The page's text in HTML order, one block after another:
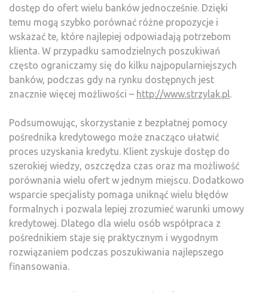
dostęp do ofert wielu banków jednocześnie. Dzięki
temu mogą szybko porównać różne propozycje i
wskazać te, które najlepiej odpowiadają potrzebom
klienta. W przypadku samodzielnych poszukiwań
często ograniczamy się do kilku najpopularniejszych
banków, podczas gdy na rynku dostępnych jest
znacznie więcej możliwości – http://www.strzylak.pl.
Podsumowując, skorzystanie z bezpłatnej pomocy
pośrednika kredytowego może znacząco ułatwić
proces uzyskania kredytu. Klient zyskuje dostęp do
szerokiej wiedzy, oszczędza czas oraz ma możliwość
porównania wielu ofert w jednym miejscu. Dodatkowo
wsparcie specjalisty pomaga uniknąć wielu błędów
formalnych i pozwala lepiej zrozumieć warunki umowy
kredytowej. Dlatego dla wielu osób współpraca z
pośrednikiem staje się praktycznym i wygodnym
rozwiązaniem podczas poszukiwania najlepszego
finansowania.